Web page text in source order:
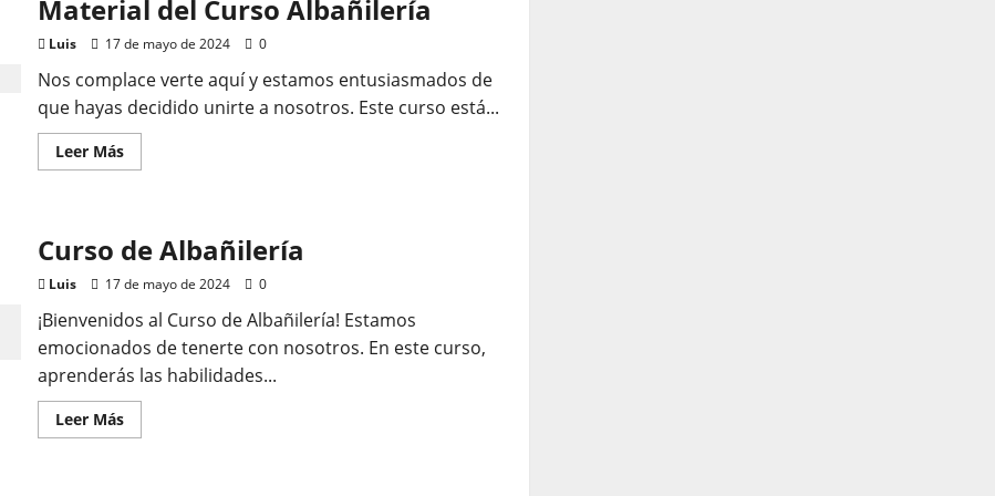
Material del Curso Albañilería
Luis 17 de mayo de 2024 0
Nos complace verte aquí y estamos entusiasmados de
que hayas decidido unirte a nosotros. Este curso está...
Leer MásLeer
más
Curso
Albañilería
Curso de Albañilería
Luis 17 de mayo de 2024 0
¡Bienvenidos al Curso de Albañilería! Estamos
emocionados de tenerte con nosotros. En este curso,
aprenderás las habilidades...
Leer MásLeer
más